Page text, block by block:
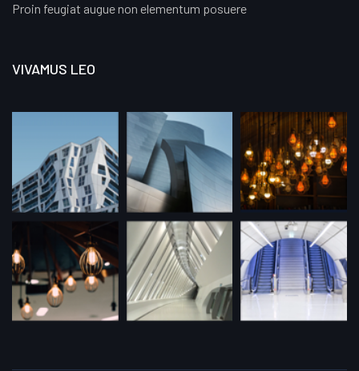
Proin feugiat augue non elementum posuere
VIVAMUS LEO